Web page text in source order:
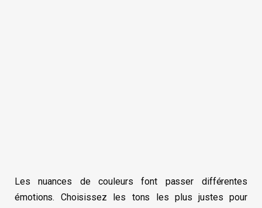
Les nuances de couleurs font passer différentes
émotions. Choisissez les tons les plus justes pour